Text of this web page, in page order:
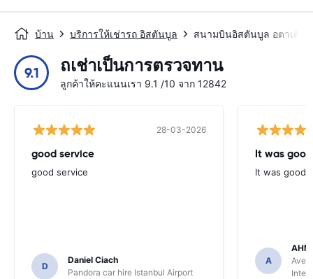
บ้าน บริการให้เช่ารถ อิสตันบูล สนามบินอิสตันบูล อตาเติร์ก
9.1 ถเช่าเป็นการตรวจทาน
ลูกค้าให้คะแนนเรา 9.1 /10 จาก 12842
28-03-2026
good service
good service
D
Daniel Ciach
Pandora car hire Istanbul Airport
It was good
It was good
A
Avec